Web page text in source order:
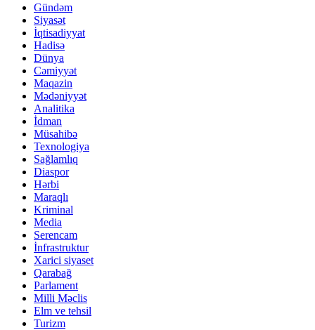
Gündəm
Siyasət
İqtisadiyyat
Hadisə
Dünya
Cəmiyyət
Maqazin
Mədəniyyət
Analitika
İdman
Müsahibə
Texnologiya
Sağlamlıq
Diaspor
Hərbi
Maraqlı
Kriminal
Media
Serencam
İnfrastruktur
Xarici siyaset
Qarabağ
Parlament
Milli Məclis
Elm ve tehsil
Turizm